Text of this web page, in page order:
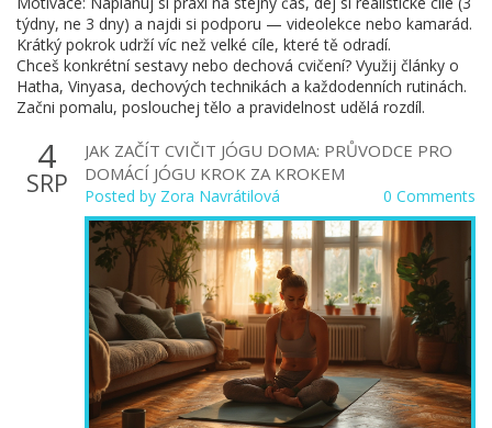
týdny, ne 3 dny) a najdi si podporu — videolekce nebo kamarád.
Krátký pokrok udrží víc než velké cíle, které tě odradí.
Chceš konkrétní sestavy nebo dechová cvičení? Využij články o
Hatha, Vinyasa, dechových technikách a každodenních rutinách.
Začni pomalu, poslouchej tělo a pravidelnost udělá rozdíl.
4
SRP
JAK ZAČÍT CVIČIT JÓGU DOMA: PRŮVODCE PRO
DOMÁCÍ JÓGU KROK ZA KROKEM
Posted by Zora Navrátilová 0 Comments